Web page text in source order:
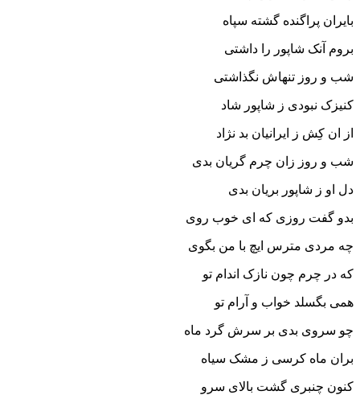
بایران پراگنده گشته سپاه‏
بروم آنک شاپور را داشتى
شب و روز تنهاش نگذاشتى‏
کنیزک نبودى ز شاپور شاد
از ان کِش ز ایرانیان بد نژاد
شب و روز زان چرم گریان بدى
دل او ز شاپور بریان بدى‏
بدو گفت روزى که اى خوب روى
چه مردى مترس ایچ با من بگوى‏
که در چرم چون نازک اندام تو
همى بگسلد خواب و آرام تو
چو سروى بدى بر سرش گرد ماه
بران ماه کرسى ز مشک سیاه‏
کنون چنبرى گشت بالاى سرو